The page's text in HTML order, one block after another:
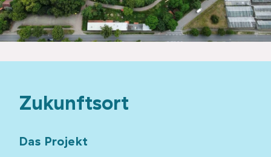
Zukunftsort
Das Projekt